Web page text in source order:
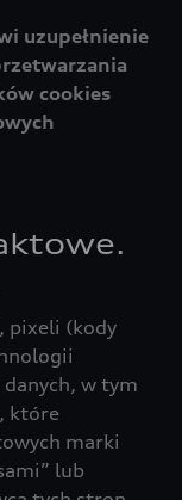
uzupełnienie
cookies
pixeli (kody
w tym
które
marki
lub